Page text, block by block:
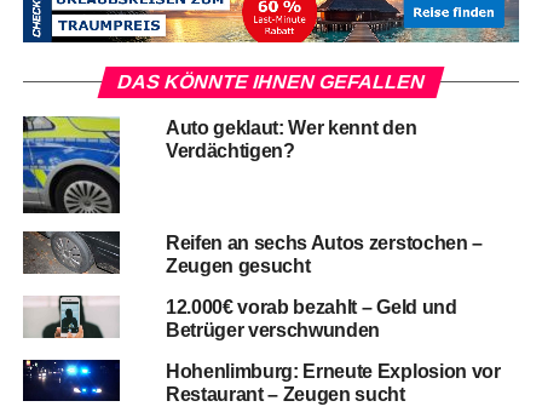
DAS KÖNNTE IHNEN GEFALLEN
Auto geklaut: Wer kennt den
Verdächtigen?
Reifen an sechs Autos zerstochen –
Zeugen gesucht
12.000€ vorab bezahlt – Geld und
Betrüger verschwunden
Hohenlimburg: Erneute Explosion vor
Restaurant – Zeugen sucht